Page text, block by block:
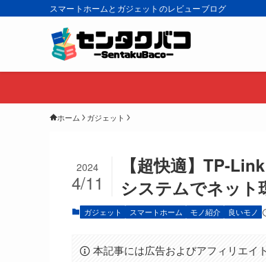
スマートホームとガジェットのレビューブログ
ホーム ガジェット
【超快適】TP-
システムでネット
2024
4/11
ガジェット スマートホーム モノ紹介 良いモノ
本記事には広告およびアフィリエイ